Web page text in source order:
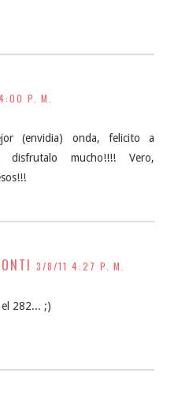
P. M.
(envidia) onda, felicito a
disfrutalo mucho!!!! Vero,
3/8/11 4:27 P. M.
el 282... ;)